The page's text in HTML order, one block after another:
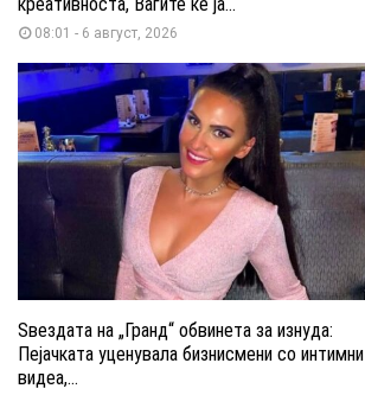
08:01 - 6 август, 2026
Ѕвездата на „Гранд“ обвинета за изнуда:
Пејачката уценувала бизнисмени со интимни
видеа,...